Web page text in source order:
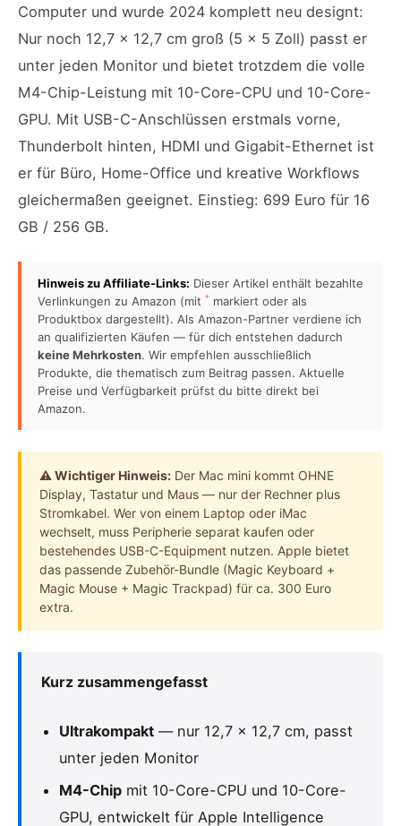
Computer und wurde 2024 komplett neu designt:
Nur noch 12,7 × 12,7 cm groß (5 × 5 Zoll) passt er
unter jeden Monitor und bietet trotzdem die volle
M4-Chip-Leistung mit 10-Core-CPU und 10-Core-
GPU. Mit USB-C-Anschlüssen erstmals vorne,
Thunderbolt hinten, HDMI und Gigabit-Ethernet ist
er für Büro, Home-Office und kreative Workflows
gleichermaßen geeignet. Einstieg: 699 Euro für 16
GB / 256 GB.
Hinweis zu Affiliate-Links: Dieser Artikel enthält bezahlte
Verlinkungen zu Amazon (mit * markiert oder als
Produktbox dargestellt). Als Amazon-Partner verdiene ich
an qualifizierten Käufen — für dich entstehen dadurch
keine Mehrkosten. Wir empfehlen ausschließlich
Produkte, die thematisch zum Beitrag passen. Aktuelle
Preise und Verfügbarkeit prüfst du bitte direkt bei
Amazon.
⚠ Wichtiger Hinweis: Der Mac mini kommt OHNE
Display, Tastatur und Maus — nur der Rechner plus
Stromkabel. Wer von einem Laptop oder iMac
wechselt, muss Peripherie separat kaufen oder
bestehendes USB-C-Equipment nutzen. Apple bietet
das passende Zubehör-Bundle (Magic Keyboard +
Magic Mouse + Magic Trackpad) für ca. 300 Euro
extra.
Kurz zusammengefasst
Ultrakompakt — nur 12,7 × 12,7 cm, passt
unter jeden Monitor
M4-Chip mit 10-Core-CPU und 10-Core-
GPU, entwickelt für Apple Intelligence